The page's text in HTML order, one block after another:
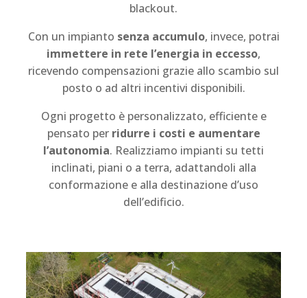
blackout.
Con un impianto senza accumulo, invece, potrai
immettere in rete l’energia in eccesso,
ricevendo compensazioni grazie allo scambio sul
posto o ad altri incentivi disponibili.
Ogni progetto è personalizzato, efficiente e
pensato per ridurre i costi e aumentare
l’autonomia. Realizziamo impianti su tetti
inclinati, piani o a terra, adattandoli alla
conformazione e alla destinazione d’uso
dell’edificio.